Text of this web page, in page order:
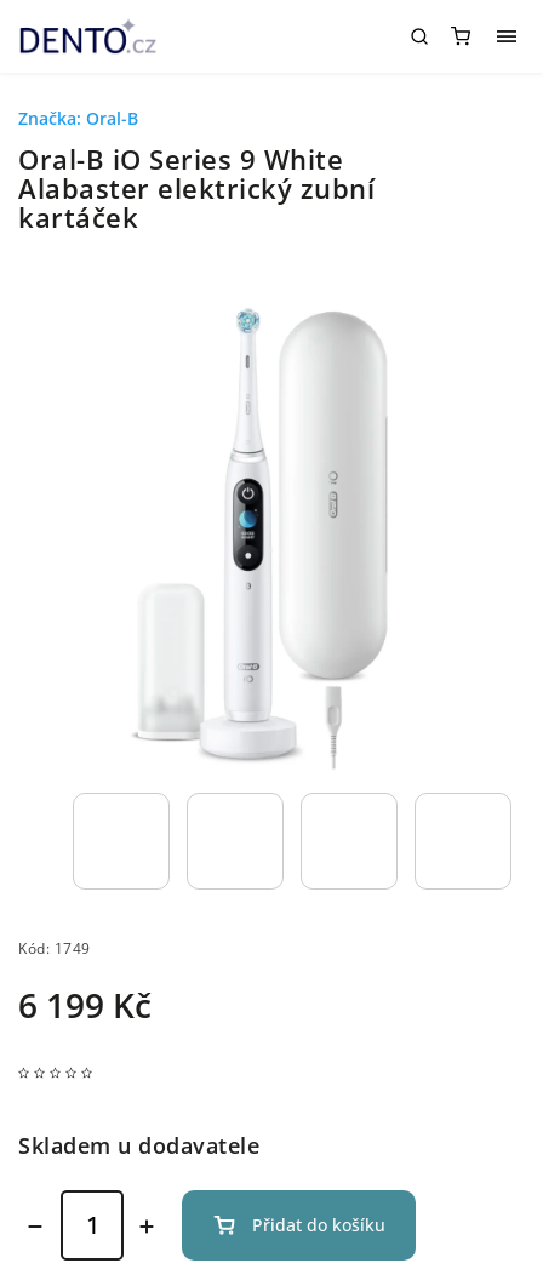
Oral-B iO Series 9 White
Alabaster elektrický zubní
kartáček
Kód: 1749
6 199 Kč
Značka: Oral-B
Skladem u dodavatele
Přidat do košíku